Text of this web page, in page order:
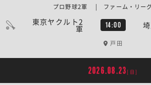
東京ヤクルト2
軍 14:00
プロ野球2軍 | ファーム・リー
戸田
2026.08.23 [日]